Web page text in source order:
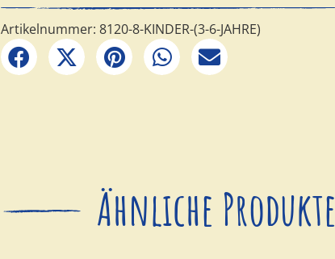
Artikelnummer:8120-8-KINDER-(3-6-JAHRE)
Ähnliche Produkte